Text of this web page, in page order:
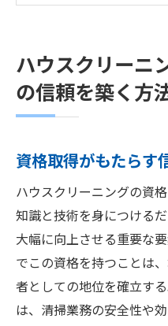
寝屋川市での資
信頼を築くため
キャリアアップ
地元企業での就
スキルアップに
ハウスクリーニ
資格を活かした
寝屋川市でのキ
ハウスクリーニ
の信頼を築く方
資格取得がもたらす
ハウスクリーニングの資
知識と技術を身につける
大幅に向上させる重要な
でこの資格を持つことは
者としての地位を確立す
は、清掃業務の安全性や